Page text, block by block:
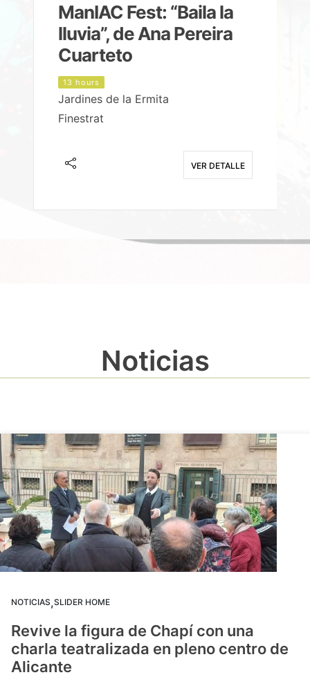
ManIAC Fest: “Baila la
lluvia”, de Ana Pereira
Cuarteto
13 hours
Jardines de la Ermita
Finestrat
VER DETALLE
Noticias
NOTICIAS,SLIDER HOME
Revive la figura de Chapí con una
charla teatralizada en pleno centro de
Alicante